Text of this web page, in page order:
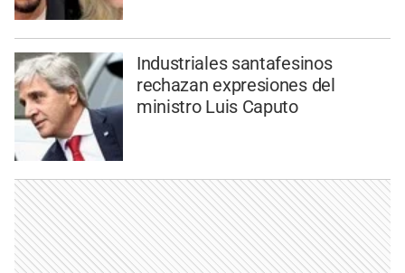
Industriales santafesinos
rechazan expresiones del
ministro Luis Caputo